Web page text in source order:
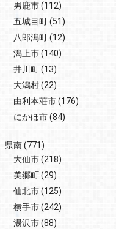
男鹿市(112)
五城目町(51)
八郎潟町(12)
潟上市(140)
井川町(13)
大潟村(22)
由利本荘市(176)
にかほ市(84)
県南(771)
大仙市(218)
美郷町(29)
仙北市(125)
横手市(242)
湯沢市(88)